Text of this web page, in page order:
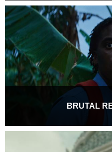
Pragueshorts ve spolupráci s
Prahy jedinečný výběr
Více informací
BRUTAL
Jak název napovídá, cílem
hloubková relaxace diváků, a